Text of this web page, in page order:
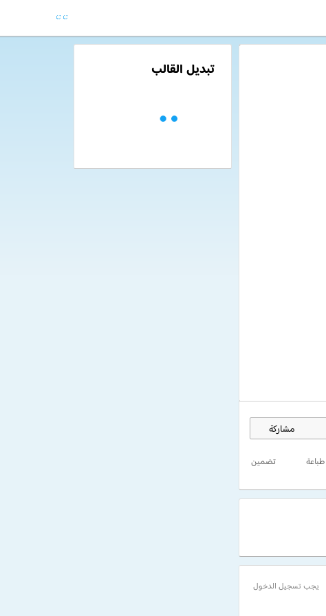
مشاركة
طباعة تضمين
يجب تسجيل الدخول
تبديل القالب